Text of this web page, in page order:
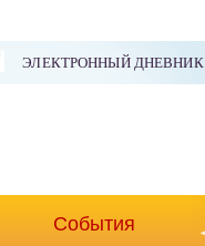
ЭЛЕКТРОННЫЙ ДНЕВНИК
События